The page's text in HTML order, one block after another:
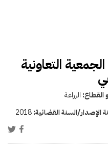
التعاونية
القطاع: الزراعة
الإصدار/السنة القضائية:2018